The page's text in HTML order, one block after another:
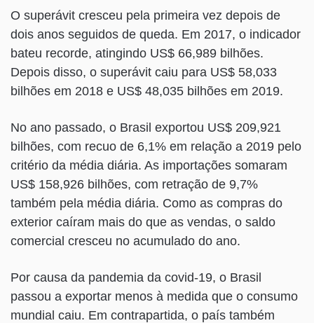
O superávit cresceu pela primeira vez depois de
dois anos seguidos de queda. Em 2017, o indicador
bateu recorde, atingindo US$ 66,989 bilhões.
Depois disso, o superávit caiu para US$ 58,033
bilhões em 2018 e US$ 48,035 bilhões em 2019.
No ano passado, o Brasil exportou US$ 209,921
bilhões, com recuo de 6,1% em relação a 2019 pelo
critério da média diária. As importações somaram
US$ 158,926 bilhões, com retração de 9,7%
também pela média diária. Como as compras do
exterior caíram mais do que as vendas, o saldo
comercial cresceu no acumulado do ano.
Por causa da pandemia da covid-19, o Brasil
passou a exportar menos à medida que o consumo
mundial caiu. Em contrapartida, o país também